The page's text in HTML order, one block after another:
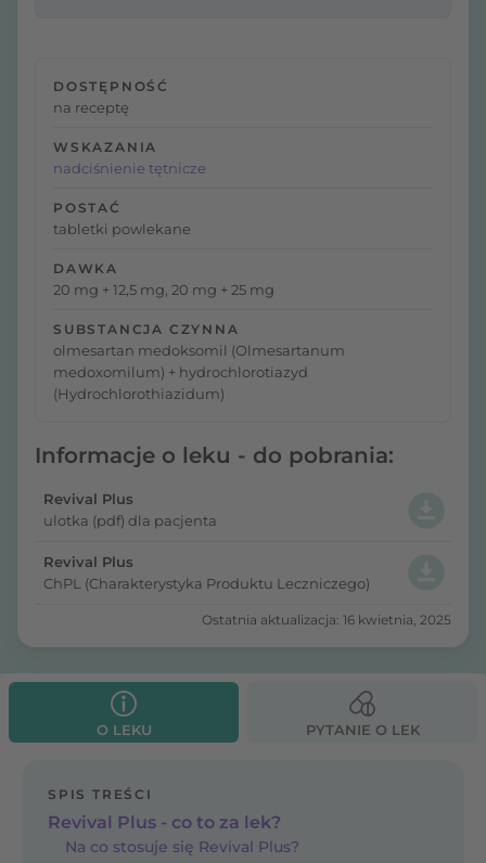
DOSTĘPNOŚĆ
na receptę
WSKAZANIA
nadciśnienie tętnicze
POSTAĆ
tabletki powlekane
DAWKA
20 mg + 12,5 mg, 20 mg + 25 mg
SUBSTANCJA CZYNNA
olmesartan medoksomil (Olmesartanum
medoxomilum) + hydrochlorotiazyd
(Hydrochlorothiazidum)
Informacje o leku - do pobrania:
Revival Plus
ulotka (pdf) dla pacjenta
Revival Plus
ChPL (Charakterystyka Produktu Leczniczego)
Ostatnia aktualizacja: 16 kwietnia, 2025
O LEKU PYTANIE O LEK
SPIS TREŚCI
Revival Plus - co to za lek?
Na co stosuje się Revival Plus?